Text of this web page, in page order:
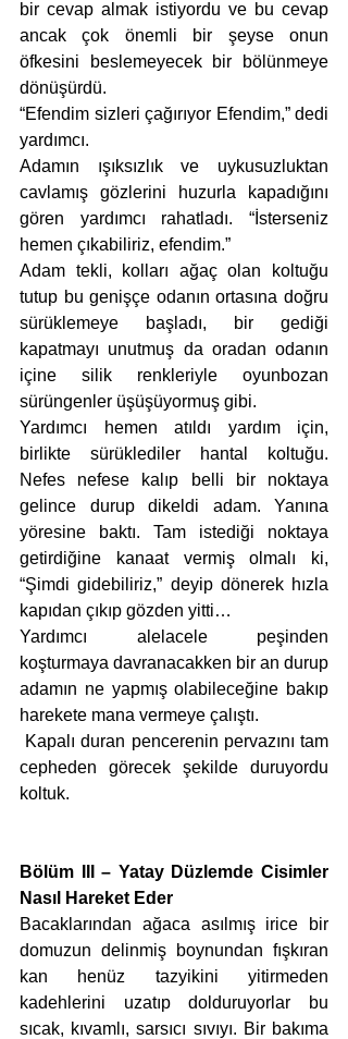
bir cevap almak istiyordu ve bu cevap
ancak çok önemli bir şeyse onun
öfkesini beslemeyecek bir bölünmeye
dönüşürdü.
“Efendim sizleri çağırıyor Efendim,” dedi
yardımcı.
Adamın ışıksızlık ve uykusuzluktan
cavlamış gözlerini huzurla kapadığını
gören yardımcı rahatladı. “İsterseniz
hemen çıkabiliriz, efendim.”
Adam tekli, kolları ağaç olan koltuğu
tutup bu genişçe odanın ortasına doğru
sürüklemeye başladı, bir gediği
kapatmayı unutmuş da oradan odanın
içine silik renkleriyle oyunbozan
sürüngenler üşüşüyormuş gibi.
Yardımcı hemen atıldı yardım için,
birlikte sürüklediler hantal koltuğu.
Nefes nefese kalıp belli bir noktaya
gelince durup dikeldi adam. Yanına
yöresine baktı. Tam istediği noktaya
getirdiğine kanaat vermiş olmalı ki,
“Şimdi gidebiliriz,” deyip dönerek hızla
kapıdan çıkıp gözden yitti…
Yardımcı alelacele peşinden
koşturmaya davranacakken bir an durup
adamın ne yapmış olabileceğine bakıp
harekete mana vermeye çalıştı.
Kapalı duran pencerenin pervazını tam
cepheden görecek şekilde duruyordu
koltuk.
Bölüm III – Yatay Düzlemde Cisimler
Nasıl Hareket Eder
Bacaklarından ağaca asılmış irice bir
domuzun delinmiş boynundan fışkıran
kan henüz tazyikini yitirmeden
kadehlerini uzatıp dolduruyorlar bu
sıcak, kıvamlı, sarsıcı sıvıyı. Bir bakıma